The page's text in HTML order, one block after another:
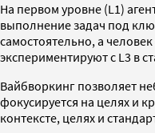
На первом уровне (L1)
выполнение задач под
самостоятельно, а
экспериментируют с L3 в
Вайбворкинг позволяет
фокусируется на целях и
контексте, целях и